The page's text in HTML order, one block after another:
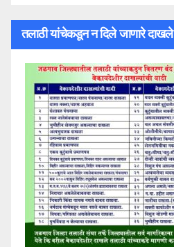
तलाठी यांचेकडून न दिले जाणारे दाखले